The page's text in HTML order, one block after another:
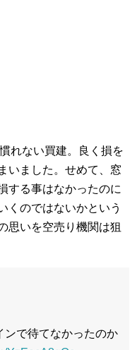
れない買建。良く損を
いました。せめて、窓
する事はなかったのに
くのではないかという
思いを空売り機関は狙
で待てなかったのか